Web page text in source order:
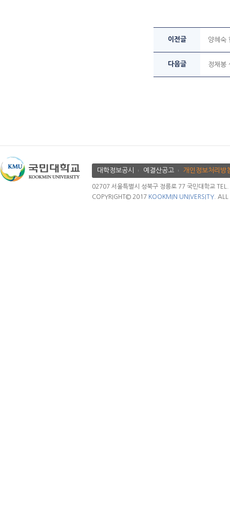
이전글 양혜숙
다음글 정채봉
대학정보공시 예결산공고 개인정보처리방
02707 서울특별시 성북구 정릉로 77 국민대학교
COPYRIGHT© 2017 KOOKMIN UNIVERSITY. ALL